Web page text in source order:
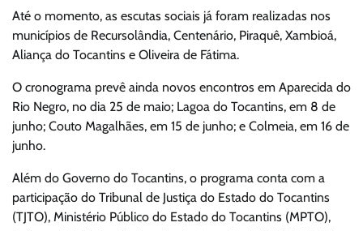
Até o momento, as escutas sociais já foram realizadas nos
municípios de Recursolândia, Centenário, Piraquê, Xambioá,
Aliança do Tocantins e Oliveira de Fátima.
O cronograma prevê ainda novos encontros em Aparecida do
Rio Negro, no dia 25 de maio; Lagoa do Tocantins, em 8 de
junho; Couto Magalhães, em 15 de junho; e Colmeia, em 16 de
junho.
Além do Governo do Tocantins, o programa conta com a
participação do Tribunal de Justiça do Estado do Tocantins
(TJTO), Ministério Público do Estado do Tocantins (MPTO),